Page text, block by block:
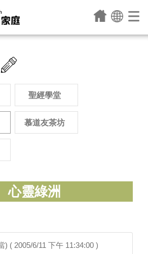
聖經學堂
慕道友茶坊
心靈綠洲
) ( 2005/6/11 下午 11:34:00 )